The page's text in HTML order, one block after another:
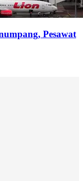
Pesawat